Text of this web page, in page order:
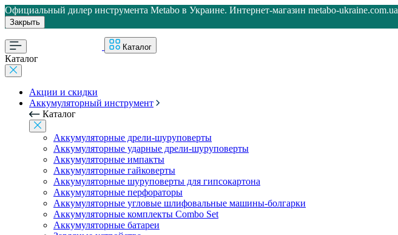
Официальный дилер инструмента Metabo в Украине. Интернет-магазин metabo-ukraine.com.ua
Закрыть
Каталог
Каталог
Акции и скидки
Аккумуляторный инструмент
Каталог
Аккумуляторные дрели-шуруповерты
Аккумуляторные ударные дрели-шуруповерты
Аккумуляторные импакты
Аккумуляторные гайковерты
Аккумуляторные шуруповерты для гипсокартона
Аккумуляторные перфораторы
Аккумуляторные угловые шлифовальные машины-болгарки
Аккумуляторные комплекты Combo Set
Аккумуляторные батареи